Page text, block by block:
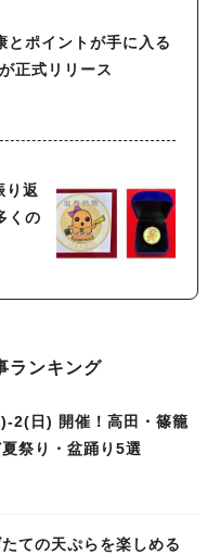
とポイントが手に入る
正式リリース
り返
くの
ランキング
日) 開催！高田・篠籠
祭り・盆踊り5選
たての天ぷらを楽しめる